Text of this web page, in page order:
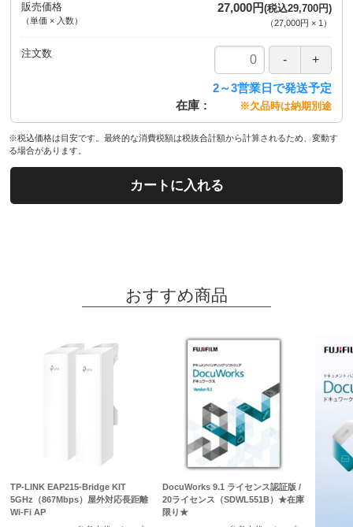
販売価格
（単価 × 入数）
27,000円(税込29,700円)
（27,000円 × 1 ）
注文数
在庫
2～3営業日で発送予定
※欠品時は納期別途
※税込価格は目安です。最終的な消費税額は税抜合計額から計算されるため、変動す
る場合があります。
カートに入れる
おすすめ商品
TP-LINK EAP215-Bridge KIT
5GHz（867Mbps）屋外対応長距離
Wi-Fi AP
DocuWorks 9.1 ライセンス認証版 /
20ライセンス（SDWL551B）★在庫
限り★